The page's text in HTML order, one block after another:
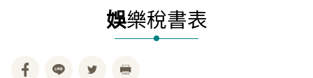
娛樂稅書表